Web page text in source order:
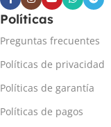
Políticas
Preguntas frecuentes
Políticas de privacidad
Políticas de garantía
Políticas de pagos